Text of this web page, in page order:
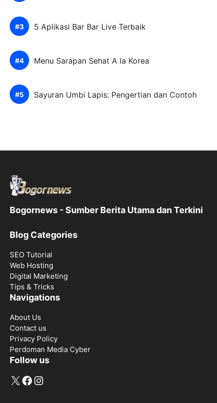
5 Aplikasi Bar Bar Live Terbaik
Menu Sarapan Sehat A la Korea
Sayuran Umbi Lapis: Pengertian dan Contoh
Bogornews - Sumber Berita Utama dan Terkini
Blog Categories
SEO Tutorial
Web Hosting
Digital Marketing
Tips & Tricks
Navigations
About Us
Contact us
Privacy Policy
Perdoman Media Cyber
Follow us
X Facebook
Instagram